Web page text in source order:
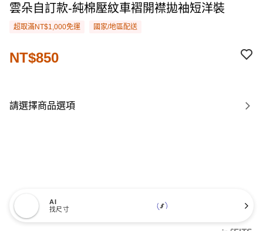
雲朵自訂款-純棉壓紋車褶開襟拋袖短洋裝
超取滿NT$1,000免運 國家/地區配送
NT$850
請選擇商品選項
AI
找尺寸